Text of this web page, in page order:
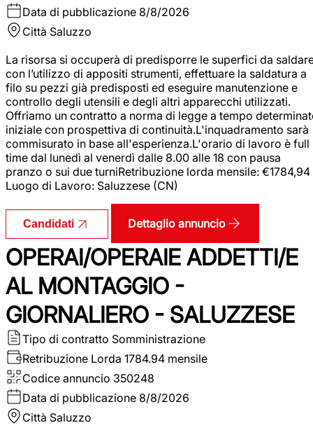
Data di pubblicazione 8/8/2026
Città Saluzzo
La risorsa si occuperà di predisporre le superfici da
con l’utilizzo di appositi strumenti, effettuare la saldatura a
filo su pezzi già predisposti ed eseguire manutenzione e
controllo degli utensili e degli altri apparecchi utilizzati.
Offriamo un contratto a norma di legge a tempo
iniziale con prospettiva di continuità.L'inquadramento sarà
commisurato in base all'esperienza.L'orario di lavoro è full
time dal lunedì al venerdì dalle 8.00 alle 18 con pausa
pranzo o sui due turniRetribuzione lorda mensile: €1784,94
Luogo di Lavoro: Saluzzese (CN)
Candidati Dettaglio annuncio
OPERAI/OPERAIE ADDETTI/E
AL MONTAGGIO -
GIORNALIERO - SALUZZESE
Tipo di contratto Somministrazione
Retribuzione Lorda 1784.94 mensile
Codice annuncio 350248
Data di pubblicazione 8/8/2026
Città Saluzzo